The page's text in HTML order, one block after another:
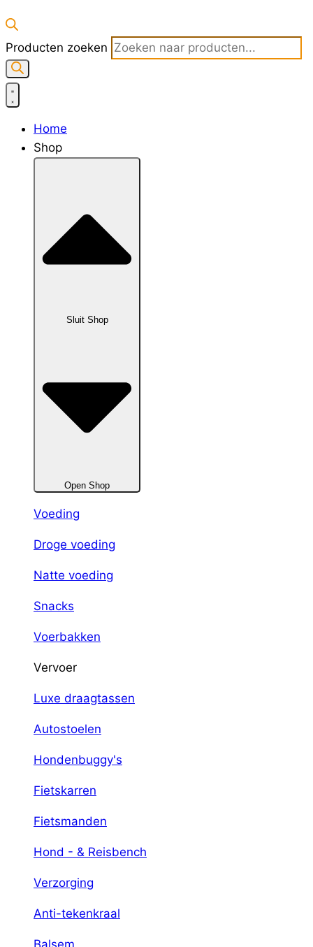
Producten zoeken
Home
Shop
Sluit Shop
Open Shop
Voeding
Droge voeding
Natte voeding
Snacks
Voerbakken
Vervoer
Luxe draagtassen
Autostoelen
Hondenbuggy's
Fietskarren
Fietsmanden
Hond - & Reisbench
Verzorging
Anti-tekenkraal